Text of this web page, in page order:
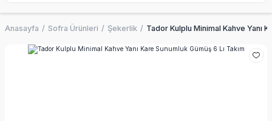
Anasayfa Sofra Ürünleri Şekerlik Tador Kulplu Minimal Kahve Yanı